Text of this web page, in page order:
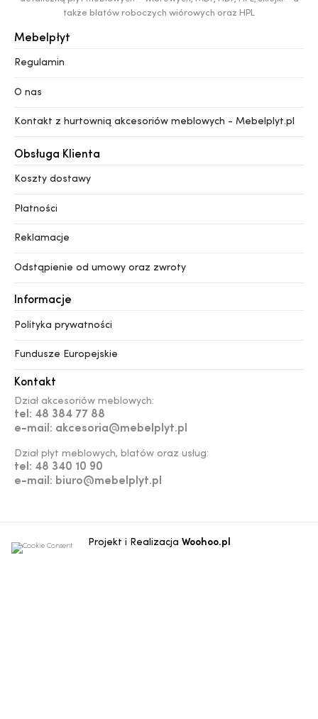
także blatów roboczych wiórowych oraz HPL
Mebelpłyt
Regulamin
O nas
Kontakt z hurtownią akcesoriów meblowych - Mebelplyt.pl
Obsługa Klienta
Koszty dostawy
Płatności
Reklamacje
Odstąpienie od umowy oraz zwroty
Informacje
Polityka prywatności
Fundusze Europejskie
Kontakt
Dział akcesoriów meblowych:
tel: 48 384 77 88
e-mail: akcesoria@mebelplyt.pl
Dział płyt meblowych, blatów oraz usług:
tel: 48 340 10 90
e-mail: biuro@mebelplyt.pl
Projekt i Realizacja Woohoo.pl